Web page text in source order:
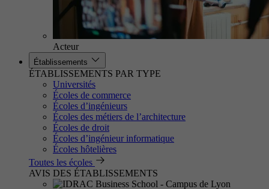
Acteur
Établissements
ÉTABLISSEMENTS PAR TYPE
Universités
Écoles de commerce
Écoles d’ingénieurs
Écoles des métiers de l’architecture
Écoles de droit
Écoles d’ingénieur informatique
Écoles hôtelières
Toutes les écoles
AVIS DES ÉTABLISSEMENTS